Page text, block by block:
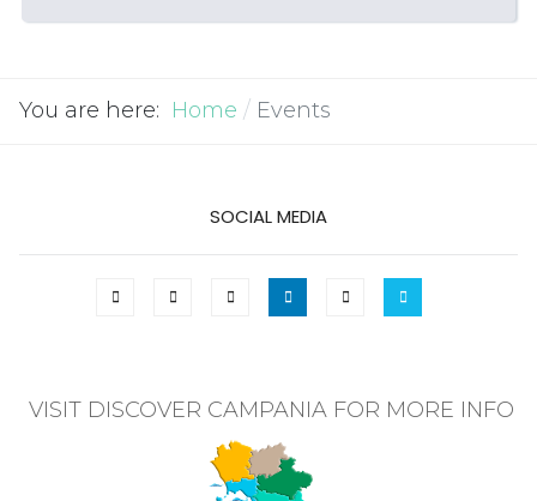
You are here: Home Events
SOCIAL MEDIA
VISIT DISCOVER CAMPANIA FOR MORE INFO